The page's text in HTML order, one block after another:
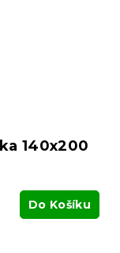
140x200
Do Košíku